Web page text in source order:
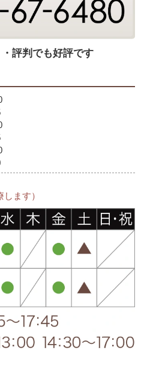
評判でも好評です
ます）